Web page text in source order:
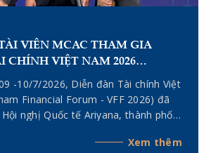
VIÊN MCAC THAM GIA
CHÍNH VIỆT NAM 2026
FORUM – VFF 2026)
-10/7/2026, Diễn đàn Tài chính Việt
Financial Forum - VFF 2026) đã
nghị Quốc tế Ariyana, thành phố
tài Thương mại Miền Trung (MCAC),
Xem thêm